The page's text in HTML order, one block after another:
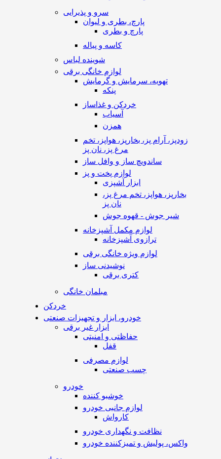
سرو و پذیرایی
پارچ، بطری و لیوان
پارچ و بطری
کاسه و پیاله
شوینده لباس
لوازم خانگی برقی
تهویه، سرمایش و گرمایش
پنکه
خردکن و غذاساز
آسیاب
همزن
زودپز، آرام پز، بخارپز، هواپز، تخم
مرغ پز، نان پز
ساندویچ ساز و وافل ساز
لوازم پخت و پز
ابزار آشپزی
بخارپز، هواپز، تخم مرغ پز،
نان پز
شیر جوش - قهوه جوش
لوازم مکمل آشپزخانه
ترازوی آشپزخانه
لوازم ویژه خانگی برقی
نوشیدنی ساز
کتری برقی
مبلمان خانگی
خردکن
خودرو، ابزار و تجهیزات صنعتی
ابزار غیر برقی
حفاظتی و امنیتی
قفل
لوازم مصرفی
چسب صنعتی
خودرو
خوشبو کننده
لوازم جانبی خودرو
کارواش
نظافت و نگهداری خودرو
واکس، پولیش و تمیزکننده خودرو